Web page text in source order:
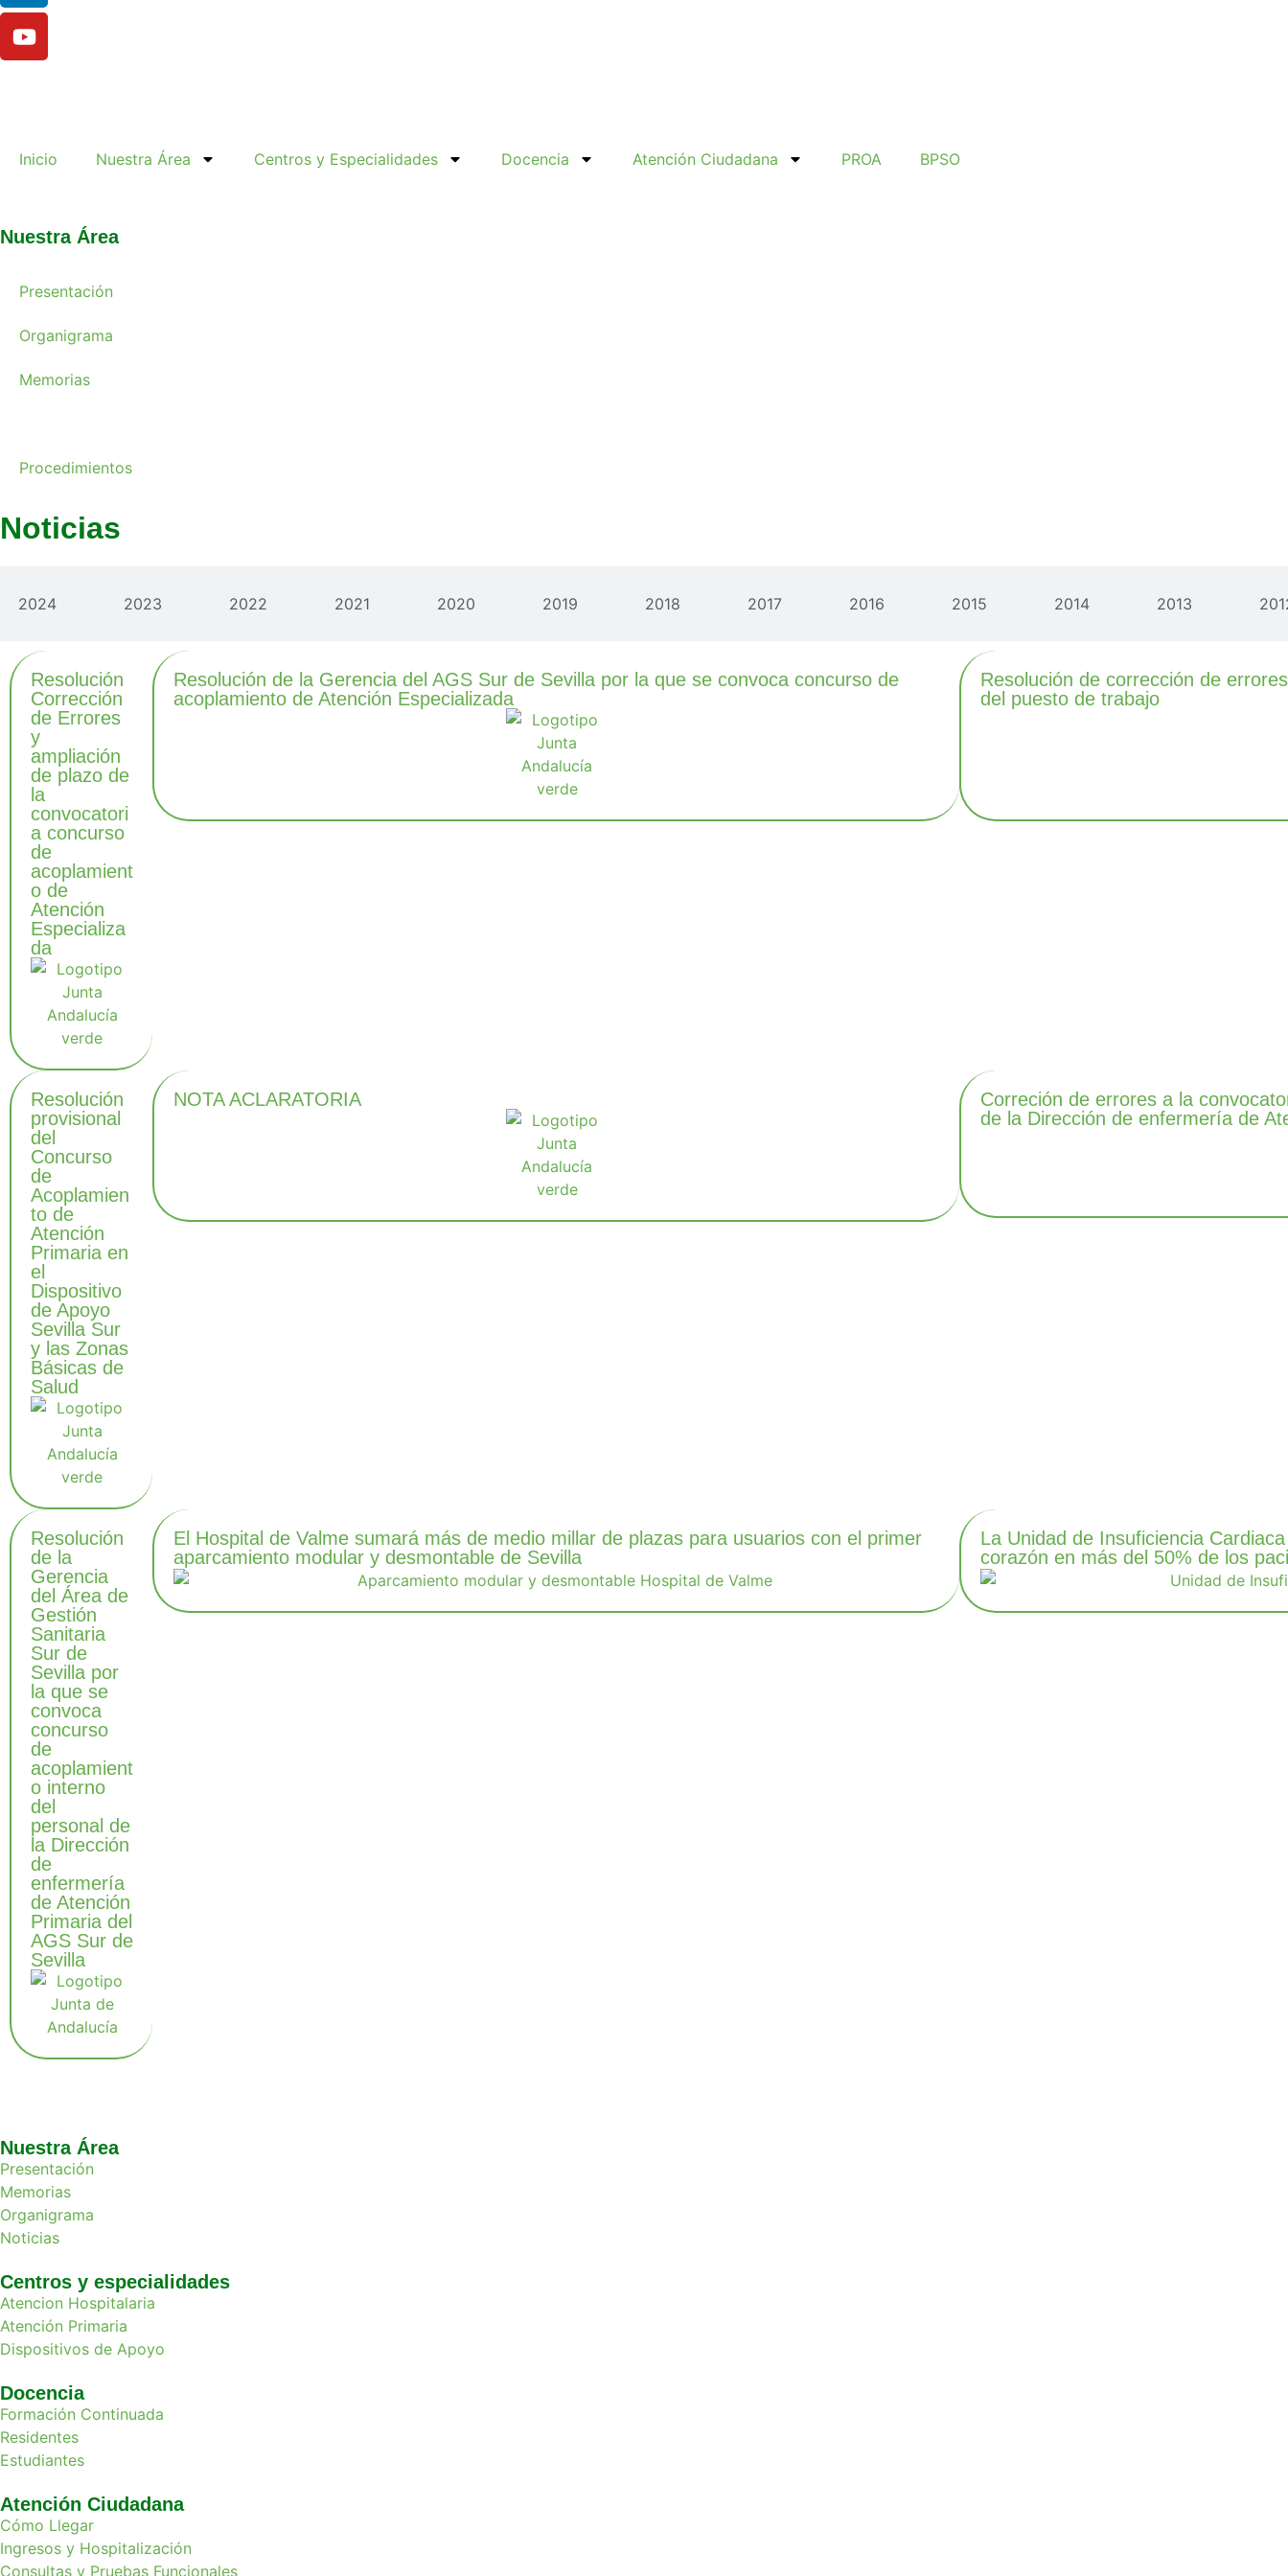
Inicio Nuestra Área Centros y Especialidades Docencia Atención Ciudadana PROA BPSO
Nuestra Área
Presentación
Organigrama
Memorias
Procedimientos
Noticias
2024 2023 2022 2021 2020 2019 2018 2017 2016 2015 2014 2013
Resolución
Corrección
de Errores
y
ampliación
de plazo de
la
convocatori
a concurso
de
acoplamient
o de
Atención
Especializa
da
Resolución de la Gerencia del AGS Sur de Sevilla por la que se convoca concurso de
acoplamiento de Atención Especializada
Resolución de corrección de
del puesto de trabajo
Resolución
provisional
del
Concurso
de
Acoplamien
to de
Atención
Primaria en
el
Dispositivo
de Apoyo
Sevilla Sur
y las Zonas
Básicas de
Salud
NOTA ACLARATORIA
Correción de errores a la
de la Dirección de enfermería de
Resolución
de la
Gerencia
del Área de
Gestión
Sanitaria
Sur de
Sevilla por
la que se
convoca
concurso
de
acoplamient
o interno
del
personal de
la Dirección
de
enfermería
de Atención
Primaria del
AGS Sur de
Sevilla
El Hospital de Valme sumará más de medio millar de plazas para usuarios con el primer
aparcamiento modular y desmontable de Sevilla
La Unidad de Insuficiencia
corazón en más del 50% de los
Nuestra Área
Presentación
Memorias
Organigrama
Noticias
Centros y especialidades
Atencion Hospitalaria
Atención Primaria
Dispositivos de Apoyo
Docencia
Formación Continuada
Residentes
Estudiantes
Atención Ciudadana
Cómo Llegar
Ingresos y Hospitalización
Consultas y Pruebas Funcionales